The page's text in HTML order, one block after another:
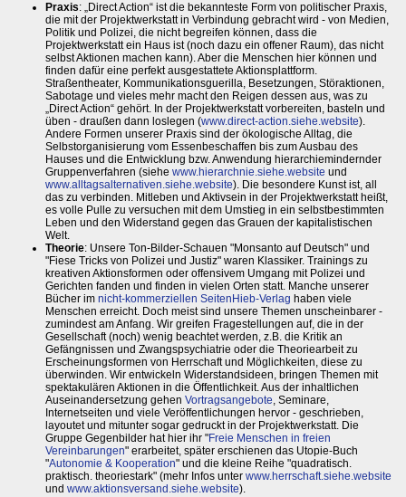
Praxis: „Direct Action“ ist die bekannteste Form von politischer Praxis,
die mit der Projektwerkstatt in Verbindung gebracht wird - von Medien,
Politik und Polizei, die nicht begreifen können, dass die
Projektwerkstatt ein Haus ist (noch dazu ein offener Raum), das nicht
selbst Aktionen machen kann). Aber die Menschen hier können und
finden dafür eine perfekt ausgestattete Aktionsplattform.
Straßentheater, Kommunikationsguerilla, Besetzungen, Störaktionen,
Sabotage und vieles mehr macht den Reigen dessen aus, was zu
„Direct Action“ gehört. In der Projektwerkstatt vorbereiten, basteln und
üben - draußen dann loslegen (www.direct-action.siehe.website).
Andere Formen unserer Praxis sind der ökologische Alltag, die
Selbstorganisierung vom Essenbeschaffen bis zum Ausbau des
Hauses und die Entwicklung bzw. Anwendung hierarchiemindernder
Gruppenverfahren (siehe www.hierarchnie.siehe.website und
www.alltagsalternativen.siehe.website). Die besondere Kunst ist, all
das zu verbinden. Mitleben und Aktivsein in der Projektwerkstatt heißt,
es volle Pulle zu versuchen mit dem Umstieg in ein selbstbestimmten
Leben und den Widerstand gegen das Grauen der kapitalistischen
Welt.
Theorie: Unsere Ton-Bilder-Schauen "Monsanto auf Deutsch" und
"Fiese Tricks von Polizei und Justiz" waren Klassiker. Trainings zu
kreativen Aktionsformen oder offensivem Umgang mit Polizei und
Gerichten fanden und finden in vielen Orten statt. Manche unserer
Bücher im nicht-kommerziellen SeitenHieb-Verlag haben viele
Menschen erreicht. Doch meist sind unsere Themen unscheinbarer -
zumindest am Anfang. Wir greifen Fragestellungen auf, die in der
Gesellschaft (noch) wenig beachtet werden, z.B. die Kritik an
Gefängnissen und Zwangspsychiatrie oder die Theoriearbeit zu
Erscheinungsformen von Herrschaft und Möglichkeiten, diese zu
überwinden. Wir entwickeln Widerstandsideen, bringen Themen mit
spektakulären Aktionen in die Öffentlichkeit. Aus der inhaltlichen
Auseinandersetzung gehen Vortragsangebote, Seminare,
Internetseiten und viele Veröffentlichungen hervor - geschrieben,
layoutet und mitunter sogar gedruckt in der Projektwerkstatt. Die
Gruppe Gegenbilder hat hier ihr "Freie Menschen in freien
Vereinbarungen" erarbeitet, später erschienen das Utopie-Buch
"Autonomie & Kooperation" und die kleine Reihe "quadratisch.
praktisch. theoriestark" (mehr Infos unter www.herrschaft.siehe.website
und www.aktionsversand.siehe.website).